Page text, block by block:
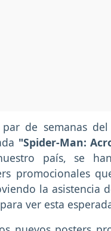
de semanas
"Spider-Man:
país, se
promocionales
la asistencia
ver esta